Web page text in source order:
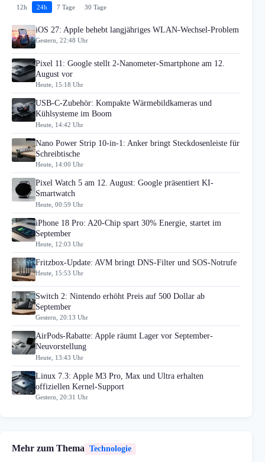
12h 24h 7 Tage 30 Tage
iOS 27: Apple behebt langjähriges WLAN-Wechsel-Problem
Gestern, 22:48 Uhr
Pixel 11: Google stellt 2-Nanometer-Smartphone am 12.
August vor
Heute, 15:18 Uhr
USB-C-Zubehör: Kompakte Wärmebildkameras und
Kühlsysteme im Boom
Heute, 14:42 Uhr
Nano Power Strip 10-in-1: Anker bringt Steckdosenleiste für
Schreibtische
Heute, 14:00 Uhr
Pixel Watch 5 am 12. August: Google präsentiert KI-
Smartwatch
Heute, 00:59 Uhr
iPhone 18 Pro: A20-Chip spart 30% Energie, startet im
September
Heute, 12:03 Uhr
Fritzbox-Update: AVM bringt DNS-Filter und SOS-Notrufe
Heute, 15:53 Uhr
Switch 2: Nintendo erhöht Preis auf 500 Dollar ab
September
Gestern, 20:13 Uhr
AirPods-Rabatte: Apple räumt Lager vor September-
Neuvorstellung
Heute, 13:43 Uhr
Linux 7.3: Apple M3 Pro, Max und Ultra erhalten
offiziellen Kernel-Support
Gestern, 20:31 Uhr
Mehr zum Thema Technologie